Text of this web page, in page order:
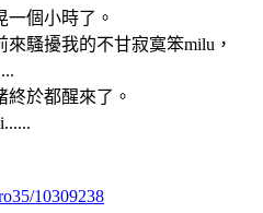
一個小時了。
騷擾我的不甘寂寞笨milu，
於都醒來了。
10309238